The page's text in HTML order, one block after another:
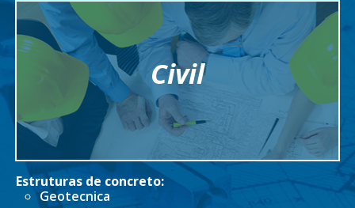
Civil
Estruturas de concreto:
Geotecnica